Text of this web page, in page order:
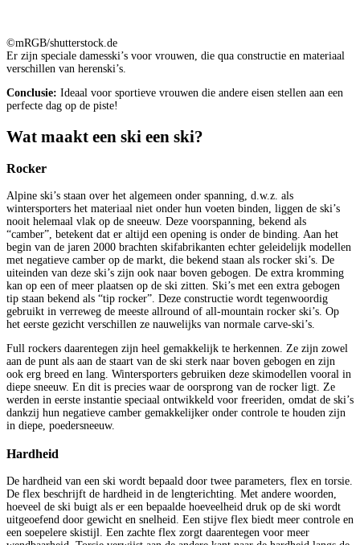
©mRGB/shutterstock.de
Er zijn speciale damesski’s voor vrouwen, die qua constructie en materiaal
verschillen van herenski’s.
Conclusie: Ideaal voor sportieve vrouwen die andere eisen stellen aan een
perfecte dag op de piste!
Wat maakt een ski een ski?
Rocker
Alpine ski’s staan over het algemeen onder spanning, d.w.z. als
wintersporters het materiaal niet onder hun voeten binden, liggen de ski’s
nooit helemaal vlak op de sneeuw. Deze voorspanning, bekend als
“camber”, betekent dat er altijd een opening is onder de binding. Aan het
begin van de jaren 2000 brachten skifabrikanten echter geleidelijk modellen
met negatieve camber op de markt, die bekend staan als rocker ski’s. De
uiteinden van deze ski’s zijn ook naar boven gebogen. De extra kromming
kan op een of meer plaatsen op de ski zitten. Ski’s met een extra gebogen
tip staan bekend als “tip rocker”. Deze constructie wordt tegenwoordig
gebruikt in verreweg de meeste allround of all-mountain rocker ski’s. Op
het eerste gezicht verschillen ze nauwelijks van normale carve-ski’s.
Full rockers daarentegen zijn heel gemakkelijk te herkennen. Ze zijn zowel
aan de punt als aan de staart van de ski sterk naar boven gebogen en zijn
ook erg breed en lang. Wintersporters gebruiken deze skimodellen vooral in
diepe sneeuw. En dit is precies waar de oorsprong van de rocker ligt. Ze
werden in eerste instantie speciaal ontwikkeld voor freeriden, omdat de ski’s
dankzij hun negatieve camber gemakkelijker onder controle te houden zijn
in diepe, poedersneeuw.
Hardheid
De hardheid van een ski wordt bepaald door twee parameters, flex en torsie.
De flex beschrijft de hardheid in de lengterichting. Met andere woorden,
hoeveel de ski buigt als er een bepaalde hoeveelheid druk op de ski wordt
uitgeoefend door gewicht en snelheid. Een stijve flex biedt meer controle en
een soepelere skistijl. Een zachte flex zorgt daarentegen voor meer